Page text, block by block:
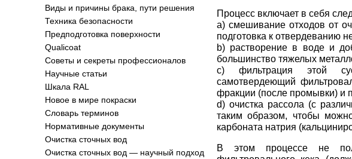
Виды и причины брака, пути решения
Техника безопасности
Предподготовка поверхности
Qualicoat
Советы и секреты профессионалов
Научные статьи
Шкала RAL
Новое в мире покраски
Словарь терминов
Нормативные документы
Очистка сточных вод
Очистка сточных вод — научный подход
Процесс включает в себя
a) смешивание отходов от
подготовка к отвердеванию
b) растворение в воде и
большинство тяжелых
c) фильтрация этой
самотвердеющий
фракции (после промывки) и
d) очистка рассола (с
таким образом, чтобы
карбоната натрия
В этом процессе не